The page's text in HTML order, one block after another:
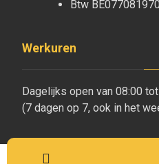
Btw
Werkuren
Dagelijks open van 08:00
(7 dagen op 7, ook in het